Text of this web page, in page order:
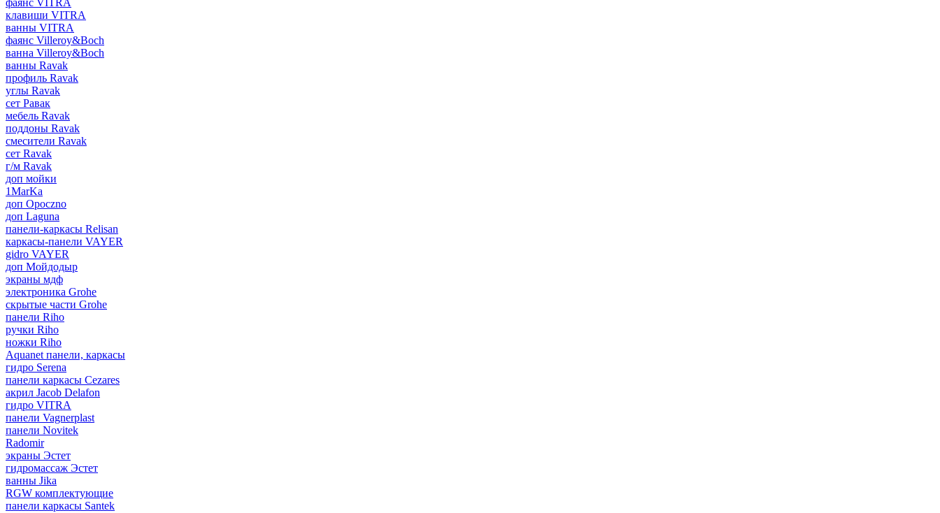
фаянс VITRA
клавиши VITRA
ванны VITRA
фаянс Villeroy&Boch
ванна Villeroy&Boch
ванны Ravak
профиль Ravak
углы Ravak
сет Равак
мебель Ravak
поддоны Ravak
смесители Ravak
сет Ravak
г/м Ravak
доп мойки
1MarKa
доп Opoczno
доп Laguna
панели-каркасы Relisan
каркасы-панели VAYER
gidro VAYER
доп Мойдодыр
экраны мдф
электроника Grohe
скрытые части Grohe
панели Riho
ручки Riho
ножки Riho
Aquanet панели, каркасы
гидро Serena
панели каркасы Cezares
акрил Jacob Delafon
гидро VITRA
панели Vagnerplast
панели Novitek
Radomir
экраны Эстет
гидромассаж Эстет
ванны Jika
RGW комплектующие
панели каркасы Santek